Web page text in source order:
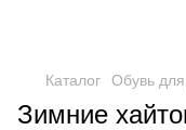
Каталог Обувь
Зимние